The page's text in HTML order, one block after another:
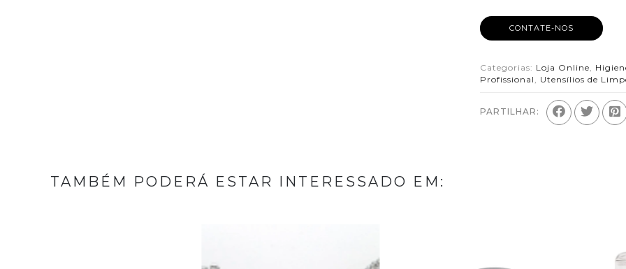
CONTATE-NOS
Categorias: Loja Online,
Profissional , Utensílios de
PARTILHAR:
TAMBÉM PODERÁ ESTAR INTERESSADO EM: